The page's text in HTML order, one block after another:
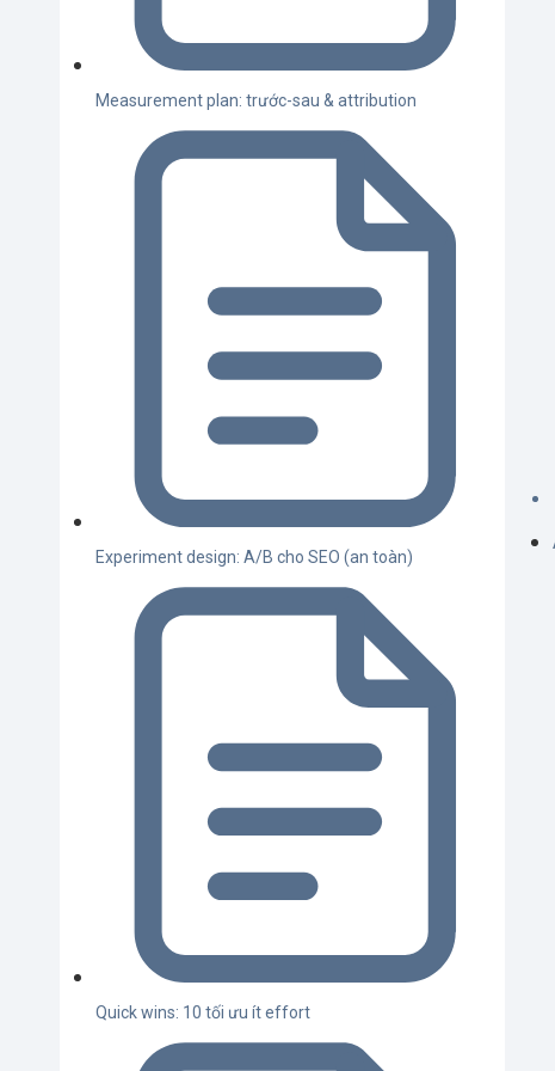
Measurement plan: trước-sau & attribution
Experiment design: A/B cho SEO (an toàn)
Quick wins: 10 tối ưu ít effort